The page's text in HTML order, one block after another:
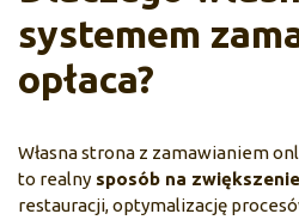
systemem
opłaca?
Własna strona z zamawianiem
to realny sposób na
restauracji, optymalizację